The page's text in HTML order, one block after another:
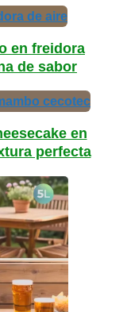
en freidora
de sabor
en
perfecta